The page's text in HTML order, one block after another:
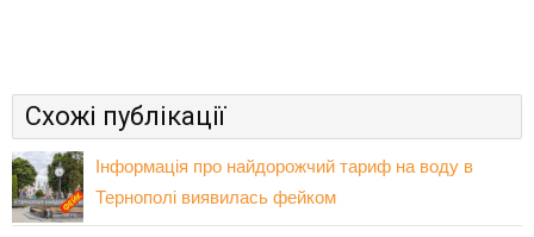
Схожі публікації
Інформація про найдорожчий тариф на воду в
Тернополі виявилась фейком